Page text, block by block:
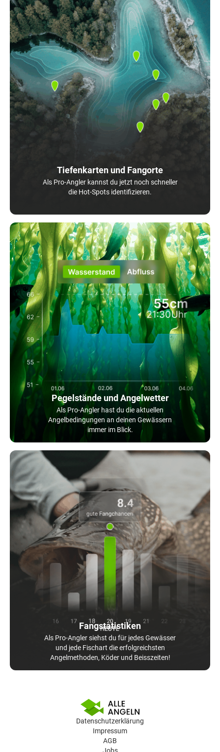
Tiefenkarten und Fangorte
Als Pro-Angler kannst du jetzt noch schneller
die Hot-Spots identifizieren.
Pegelstände und Angelwetter
Als Pro-Angler hast du die aktuellen
Angelbedingungen an deinen Gewässern
immer im Blick.
Fangstatistiken
Als Pro-Angler siehst du für jedes Gewässer
und jede Fischart die erfolgreichsten
Angelmethoden, Köder und Beisszeiten!
Datenschutzerklärung
Impressum
AGB
Jobs